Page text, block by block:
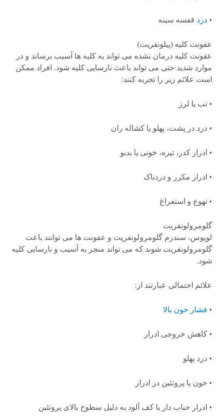
• درد قفسه سینه
عفونت کلیه (پیلونفریت)
عفونت کلیه درمان نشده می تواند به کلیه ها آسیب برساند و در
موارد شدید حتی می تواند باعث نارسایی کلیه شود. افراد ممکن
است علائم زیر را تجربه کنند:
• تب یا لرز
• درد در پشت، پهلو یا کشاله ران
• ادرار کدر، تیره، خونی یا بدبو
• ادرار مکرر و دردناک
• تهوع و استفراغ
گلومرولونفریت
لوپوس، سندرم گلومرولونفریت و عفونت ها می توانند باعث
گلومرولونفریت شوند که می تواند منجر به آسیب و نارسایی کلیه
شود.
علائم احتمالی عبارتند از:
• فشار خون بالا
• کاهش خروجی ادرار
• درد پهلو
• خون یا پروتئین در ادرار
• ادرار حباب دار یا کف آلود به دلیل سطوح بالای پروتئین